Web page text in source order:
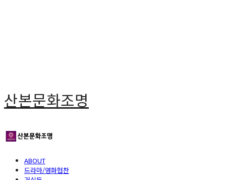
산본문화조명
ABOUT
드라마/영화협찬